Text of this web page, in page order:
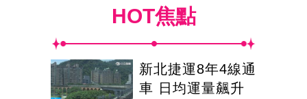
HOT焦點
新北捷運8年4線通
車 日均運量飆升